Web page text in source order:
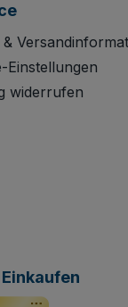
Einstellungen
widerrufen